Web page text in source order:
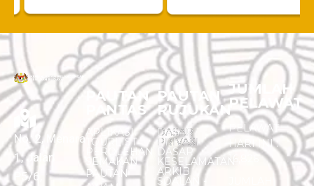
No. 2, Menara
1, Jalan
P5/6,
PAUTAN
PANTAS
APLIKASI
TOURLIST
PEROLEHAN
SEMAKAN
PAUTAN
PAUTAN
RUJUKAN
DASAR
PRIVASI
DASAR
KESELAMATAN
ARKIB
SOALAN -
JUMLAH
PELAWAT
PELAWAT
HARI INI :